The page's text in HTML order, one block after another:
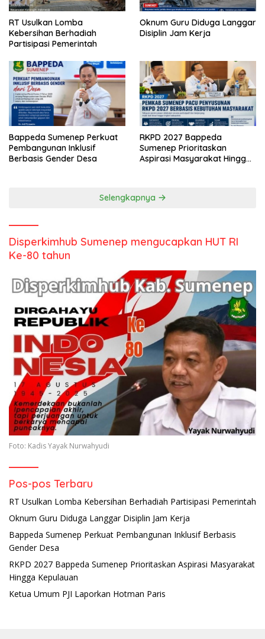
RT Usulkan Lomba
Kebersihan Berhadiah
Partisipasi Pemerintah
Oknum Guru Diduga Langgar
Disiplin Jam Kerja
Bappeda Sumenep Perkuat
Pembangunan Inklusif
Berbasis Gender Desa
RKPD 2027 Bappeda
Sumenep Prioritaskan
Aspirasi Masyarakat Hingga
Selengkapnya
Disperkimhub Sumenep mengucapkan HUT RI
Ke-80 tahun
Foto: Kadis Yayak Nurwahyudi
Pos-pos Terbaru
RT Usulkan Lomba Kebersihan Berhadiah Partisipasi Pemerintah
Oknum Guru Diduga Langgar Disiplin Jam Kerja
Bappeda Sumenep Perkuat Pembangunan Inklusif Berbasis
Gender Desa
RKPD 2027 Bappeda Sumenep Prioritaskan Aspirasi Masyarakat
Hingga Kepulauan
Ketua Umum PJI Laporkan Hotman Paris